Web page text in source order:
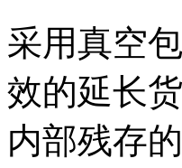
采用真空
效的延长
内部残存